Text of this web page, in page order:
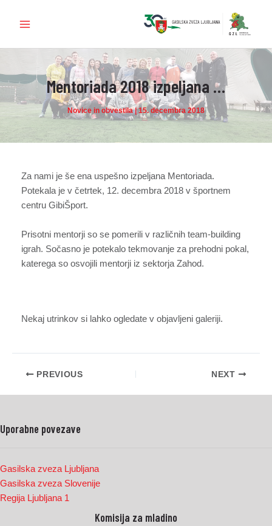
Mentoriada 2018 izpeljana …
Novice in obvestila|15. decembra 2018
Za nami je še ena uspešno izpeljana Mentoriada.
Potekala je v četrtek, 12. decembra 2018 v športnem
centru GibiŠport.
Prisotni mentorji so se pomerili v različnih team-building
igrah. Sočasno je potekalo tekmovanje za prehodni pokal,
katerega so osvojili mentorji iz sektorja Zahod.
Nekaj utrinkov si lahko ogledate v objavljeni galeriji.
PREVIOUS NEXT
Uporabne povezave
Gasilska zveza Ljubljana
Gasilska zveza Slovenije
Regija Ljubljana 1
Komisija za mladino